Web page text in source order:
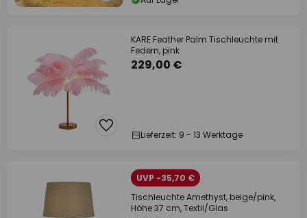
KARE Feather Palm Tischleuchte mit
Federn, pink
229,00 €
Lieferzeit: 9 - 13 Werktage
UVP -35,70 €
Tischleuchte Amethyst, beige/pink,
Höhe 37 cm, Textil/Glas